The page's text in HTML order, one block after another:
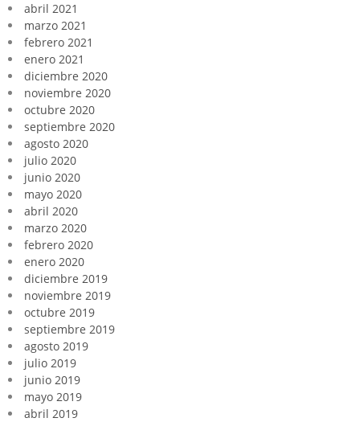
abril 2021
marzo 2021
febrero 2021
enero 2021
diciembre 2020
noviembre 2020
octubre 2020
septiembre 2020
agosto 2020
julio 2020
junio 2020
mayo 2020
abril 2020
marzo 2020
febrero 2020
enero 2020
diciembre 2019
noviembre 2019
octubre 2019
septiembre 2019
agosto 2019
julio 2019
junio 2019
mayo 2019
abril 2019